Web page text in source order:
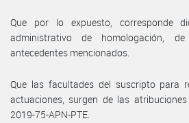
Que por lo expuesto, corresponde
administrativo de homologación,
antecedentes mencionados.
Que las facultades del suscripto para
actuaciones, surgen de las
2019-75-APN-PTE.